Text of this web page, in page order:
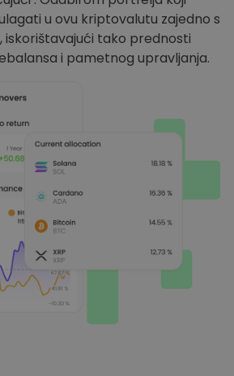
u ovu kriptovalutu zajedno s
iskorištavajući tako prednosti
i pametnog upravljanja.